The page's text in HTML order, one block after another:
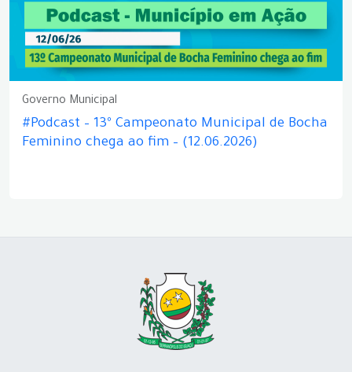
Governo Municipal
#Podcast – 13º Campeonato Municipal de Bocha
Feminino chega ao fim – (12.06.2026)